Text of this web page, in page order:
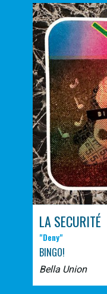
LA SECURITÉ
"Deny"
BINGO!
Bella Union